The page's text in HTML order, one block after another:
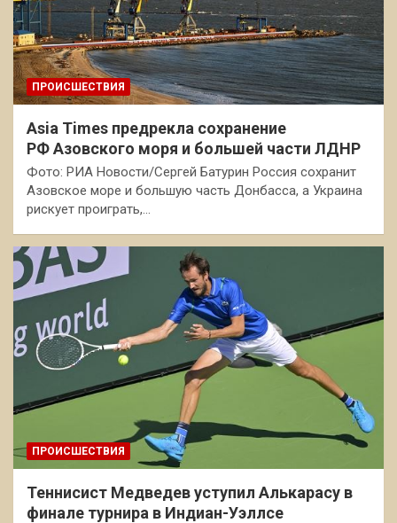
ПРОИСШЕСТВИЯ
Asia Times предрекла сохранение
РФ Азовского моря и большей части ЛДНР
Фото: РИА Новости/Сергей Батурин Россия сохранит
Азовское море и большую часть Донбасса, а Украина
рискует проиграть,…
ПРОИСШЕСТВИЯ
Теннисист Медведев уступил Алькарасу в
финале турнира в Индиан-Уэллсе